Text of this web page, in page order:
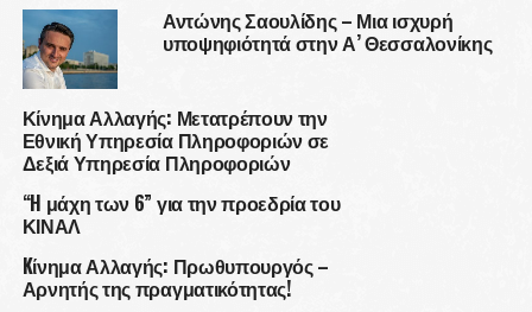
Αντώνης Σαουλίδης – Μια ισχυρή
υποψηφιότητά στην Α’ Θεσσαλονίκης
Κίνημα Αλλαγής: Μετατρέπουν την
Εθνική Υπηρεσία Πληροφοριών σε
Δεξιά Υπηρεσία Πληροφοριών
“H μάχη των 6” για την προεδρία του
ΚΙΝΑΛ
Kίνημα Αλλαγής: Πρωθυπουργός –
Αρνητής της πραγματικότητας!